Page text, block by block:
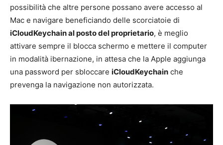
possibilità che altre persone possano avere accesso al
Mac e navigare beneficiando delle scorciatoie di
iCloudKeychain al posto del proprietario, è meglio
attivare sempre il blocca schermo e mettere il computer
in modalità ibernazione, in attesa che la Apple aggiunga
una password per sbloccare iCloudKeychain che
prevenga la navigazione non autorizzata.